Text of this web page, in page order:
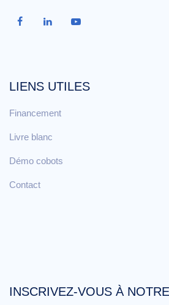
LIENS UTILES
Financement
Livre blanc
Démo cobots
Contact
INSCRIVEZ-VOUS À